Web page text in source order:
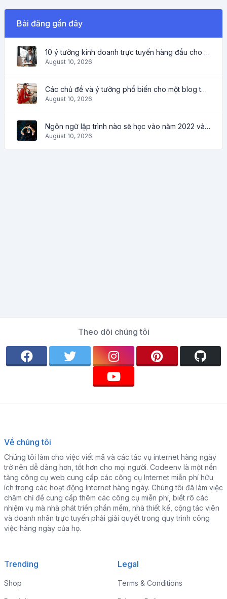
Bài đăng gần đây
10 ý tưởng kinh doanh trực tuyến hàng đầu cho người mới bắt đầu 2022 và các công cụ giúp bạn làm việc dễ dàng
August 10, 2026
Các chủ đề và ý tưởng phổ biến cho một blog thành công vào năm 2022, cũng như các công cụ hữu ích cho blogger
August 10, 2026
Ngôn ngữ lập trình nào sẽ học vào năm 2022 và những công cụ nào sẽ giúp ích cho các lập trình viên trong các công việc hàng ngày
August 10, 2026
Theo dõi chúng tôi
Về chúng tôi
Chúng tôi làm cho việc viết mã và các tác vụ internet hàng ngày
trở nên dễ dàng hơn, tốt hơn cho mọi người. Codeenv là một nền
tảng công cụ web cung cấp các công cụ Internet miễn phí hữu
ích trong các hoạt động Internet hàng ngày. Chúng tôi đã làm việc
chăm chỉ để cung cấp thêm các công cụ miễn phí, biết rõ các
nhiệm vụ mà nhà phát triển phần mềm, nhà thiết kế, cộng tác viên
và doanh nhân trực tuyến phải giải quyết trong quy trình công
việc hàng ngày của họ.
Trending
Shop
Legal
Terms & Conditions